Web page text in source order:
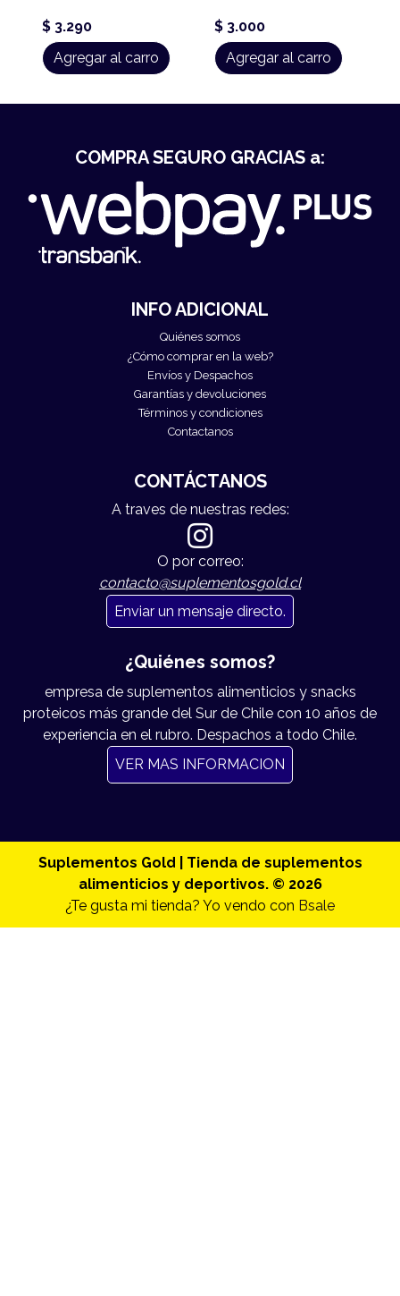
$ 3.290
Agregar al carro
$ 3.000
Agregar al carro
INFO ADICIONAL
Quiénes somos
¿Cómo comprar en la web?
Envíos y Despachos
Garantías y devoluciones
Términos y condiciones
Contactanos
COMPRA SEGURO GRACIAS a:
CONTÁCTANOS
A traves de nuestras redes:
O por correo:
contacto@suplementosgold.cl
Enviar un mensaje directo.
¿Quiénes somos?
empresa de suplementos alimenticios y snacks
proteicos más grande del Sur de Chile con 10 años de
experiencia en el rubro. Despachos a todo Chile.
VER MAS INFORMACION
Suplementos Gold | Tienda de suplementos
alimenticios y deportivos. © 2026
¿Te gusta mi tienda? Yo vendo con Bsale